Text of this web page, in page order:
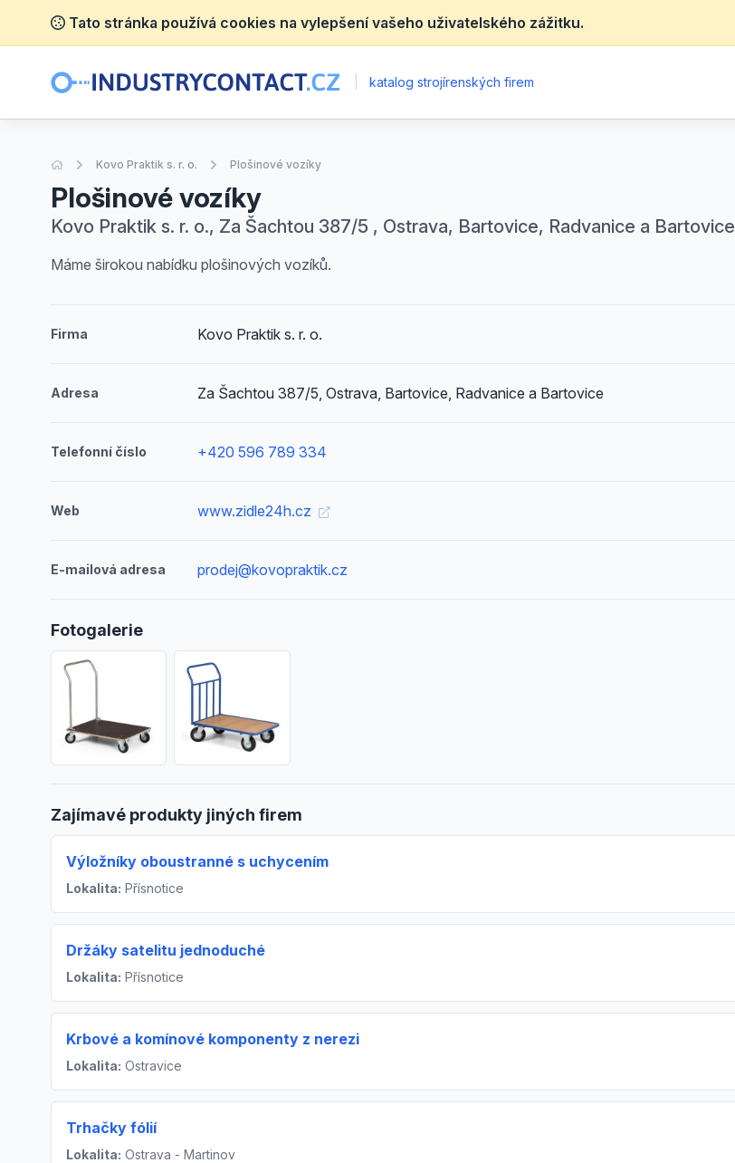
Tato stránka používá cookies na vylepšení vašeho uživatelského zážitku.
katalog strojírenských firem
Úvodní stránka
Kovo Praktik s. r. o. Plošinové vozíky
Plošinové vozíky
Kovo Praktik s. r. o., Za Šachtou 387/5 , Ostrava, Bartovice, Radvanice a Bartovice
Máme širokou nabídku plošinových vozíků.
Firma Kovo Praktik s. r. o.
Adresa Za Šachtou 387/5, Ostrava, Bartovice, Radvanice a Bartovice
Telefonní číslo +420 596 789 334
Web www.zidle24h.cz
E-mailová adresa prodej@kovopraktik.cz
Fotogalerie
Zajímavé produkty jiných firem
Výložníky oboustranné s uchycením
Lokalita: Přísnotice
Držáky satelitu jednoduché
Lokalita: Přísnotice
Krbové a komínové komponenty z nerezi
Lokalita: Ostravice
Trhačky fólií
Lokalita: Ostrava - Martinov